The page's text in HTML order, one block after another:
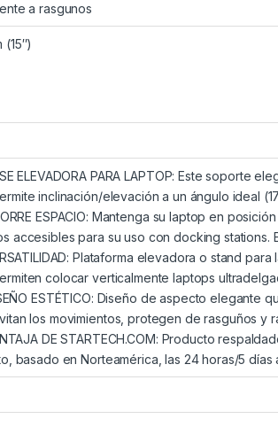
a rasgunos
(15″)
ELEVADORA PARA LAPTOP: Este soporte
inclinación/elevación a un ángulo ideal
ESPACIO: Mantenga su laptop en
accesibles para su uso con docking stations.
Plataforma elevadora o stand
colocar verticalmente laptops
ESTÉTICO: Diseño de aspecto elegante
los movimientos, protegen de rasguños y
DE STARTECH.COM: Producto
basado en Norteamérica, las 24 horas/5 días